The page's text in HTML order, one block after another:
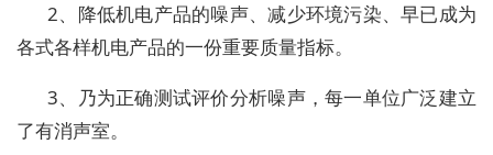
2、降低机电产品的噪声、减少环境污染、早已成为
各式各样机电产品的一份重要质量指标。
3、乃为正确测试评价分析噪声，每一单位广泛建立
了有消声室。